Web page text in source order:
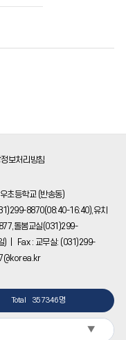
보처리방침
초등학교 (반송동)
8870(08:40-16:40),유치
돌봄교실(031)299-
) | Fax : 교무실: (031)299-
Total 357346명
▼